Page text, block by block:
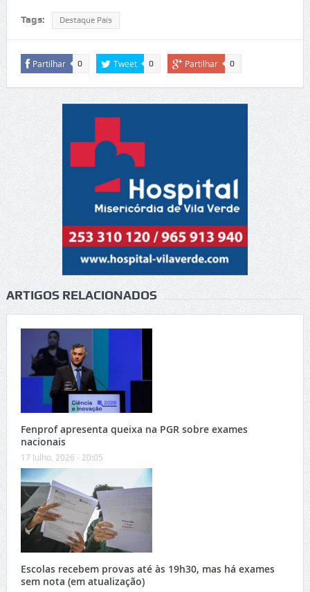
Tags: Destaque País
Partilhar 0 Tweet 0 Partilhar 0
ARTIGOS RELACIONADOS
Fenprof apresenta queixa na PGR sobre exames
nacionais
17 Julho, 2026 - 20:05
Escolas recebem provas até às 19h30, mas há exames
sem nota (em atualização)